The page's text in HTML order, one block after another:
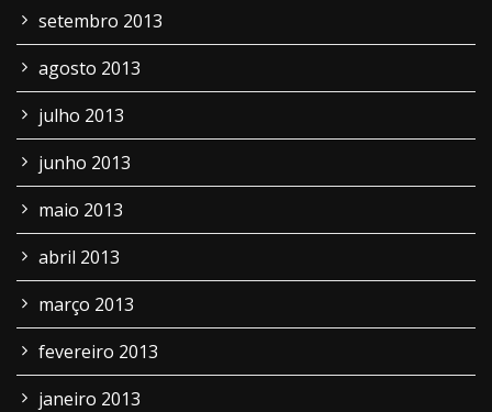
setembro 2013
agosto 2013
julho 2013
junho 2013
maio 2013
abril 2013
março 2013
fevereiro 2013
janeiro 2013